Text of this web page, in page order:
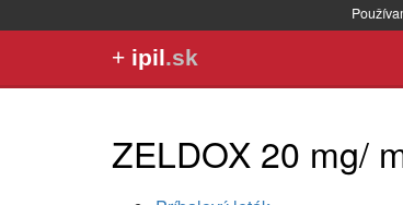
+ ipil.sk
ZELDOX 20 mg/